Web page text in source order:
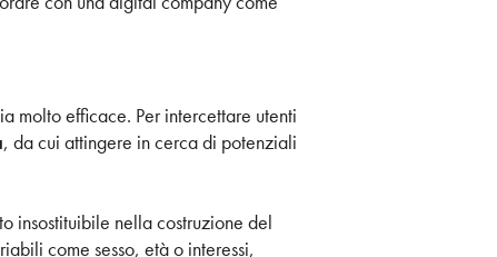
molto efficace. Per intercettare utenti
, da cui attingere in cerca di potenziali
insostituibile nella costruzione del
come sesso, età o interessi,